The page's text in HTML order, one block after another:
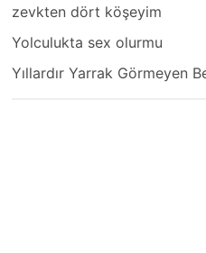
zevkten dört köşeyim
Yolculukta sex olurmu
Yıllardır Yarrak Görmeyen